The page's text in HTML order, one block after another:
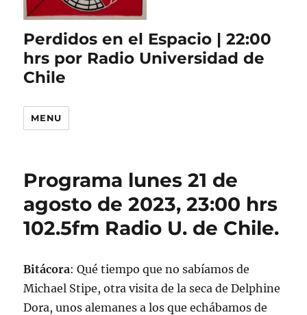
Perdidos en el Espacio | 22:00
hrs por Radio Universidad de
Chile
MENU
Programa lunes 21 de
agosto de 2023, 23:00 hrs
102.5fm Radio U. de Chile.
Bitácora: Qué tiempo que no sabíamos de
Michael Stipe, otra visita de la seca de Delphine
Dora, unos alemanes a los que echábamos de